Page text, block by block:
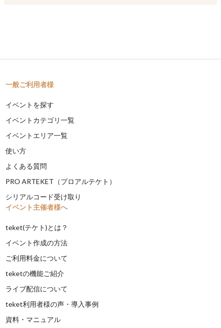
一般ご利用者様
イベントを探す
イベントカテゴリ一覧
イベントエリア一覧
使い方
よくある質問
PRO ARTEKET（プロアルテケト）
シリアルコード受け取り
イベント主催者様へ
teket(テケト)とは？
イベント作成の方法
ご利用料金について
teketの機能ご紹介
ライブ配信について
teket利用者様の声・導入事例
資料・マニュアル